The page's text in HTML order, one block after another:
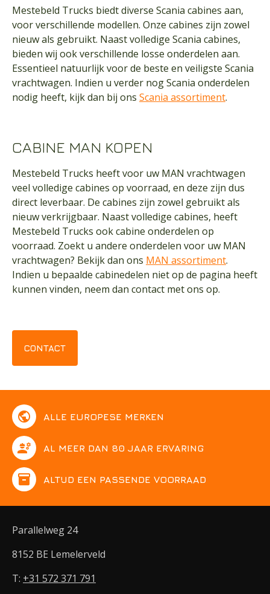
Mestebeld Trucks biedt diverse Scania cabines aan,
voor verschillende modellen. Onze cabines zijn zowel
nieuw als gebruikt. Naast volledige Scania cabines,
bieden wij ook verschillende losse onderdelen aan.
Essentieel natuurlijk voor de beste en veiligste Scania
vrachtwagen. Indien u verder nog Scania onderdelen
nodig heeft, kijk dan bij ons Scania assortiment.
CABINE MAN KOPEN
Mestebeld Trucks heeft voor uw MAN vrachtwagen
veel volledige cabines op voorraad, en deze zijn dus
direct leverbaar. De cabines zijn zowel gebruikt als
nieuw verkrijgbaar. Naast volledige cabines, heeft
Mestebeld Trucks ookcabine onderdelen op
voorraad. Zoekt u andere onderdelen voor uw MAN
vrachtwagen? Bekijk dan ons MAN assortiment.
Indien u bepaalde cabinedelen niet op de pagina heeft
kunnen vinden, neem dan contact met ons op.
CONTACT
public ALLE EUROPESE MERKEN
engineering AL MEER DAN 80 JAAR ERVARING
inventory ALTIJD EEN PASSENDE VOORRAAD
Parallelweg 24
8152 BE Lemelerveld
T: +31 572 371 791